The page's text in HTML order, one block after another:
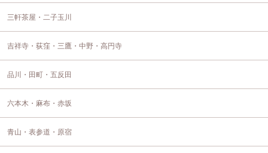
三軒茶屋・二子玉川
吉祥寺・荻窪・三鷹・中野・高円寺
品川・田町・五反田
六本木・麻布・赤坂
青山・表参道・原宿